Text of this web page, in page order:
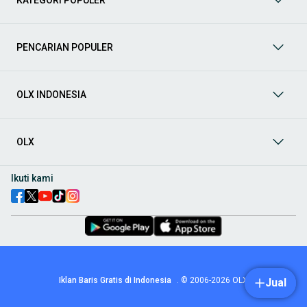
Jual
Aksesoris Mobil: Lengkapi tampilan dan fungsionalitas mobil
aksesoris interior seperti sarung jok dan karpet, hingga
berbagai pilihan
, speaker, amplifier, subwoofer,
ingin meningkatkan kualitas suara dalam kabin
Spare Part Mobil
part mobiloriginal dan berkualitas dari OLX! Temukan
berbagai komponen penting mulai dari filter oli, kampas rem,
velg dan ban mobilterbaik di
OLX! Tersedia berbagai ukuran dan desain velg, serta
PENCARIAN POPULER
OLX INDONESIA
OLX
Ikuti kami
Iklan Baris Gratis di Indonesia . © 2006-2026 OLX